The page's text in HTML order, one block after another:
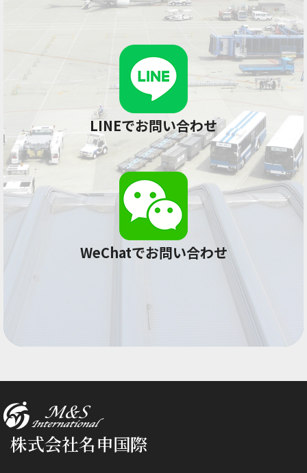
LINEでお問い合わせ
WeChatでお問い合わせ
株式会社名申国際